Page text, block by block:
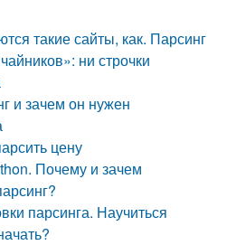
такие сайты, как. Парсинг
ни строчки
и зачем он нужен
цену
Почему и зачем
парсинга. Научиться